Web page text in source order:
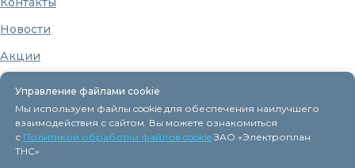
Управление файлами cookie
Мы используем файлы cookie для обеспечения наилучшего
взаимодействия с сайтом. Вы можете ознакомиться
с Политикой обработки файлов cookieЗАО «Электроплан
ТНС»
Новости
Акции
Бренды
О нас